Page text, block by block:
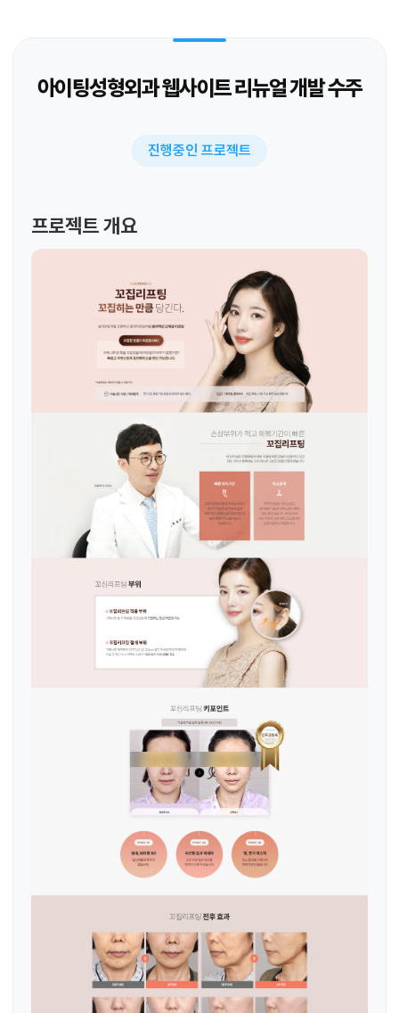
아이팅성형외과 웹사이트 리뉴얼 개발 수주
진행중인 프로젝트
프로젝트 개요